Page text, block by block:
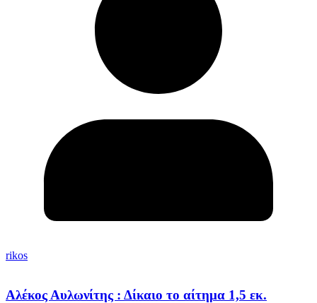
rikos
Αλέκος Αυλωνίτης : Δίκαιο το αίτημα 1,5 εκ.